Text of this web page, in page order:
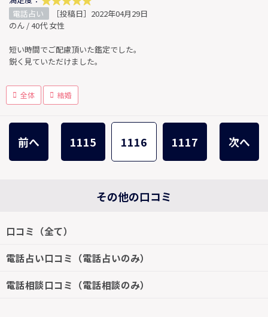
電話占い
［投稿日］2022年04月29日
のん / 40代 女性
短い時間でご配慮頂いた鑑定でした。
鋭く見ていただけました。
全体 結婚
前へ 1115 1116 1117 次へ
その他の口コミ
口コミ（全て）
電話占い口コミ（電話占いのみ）
電話相談口コミ（電話相談のみ）